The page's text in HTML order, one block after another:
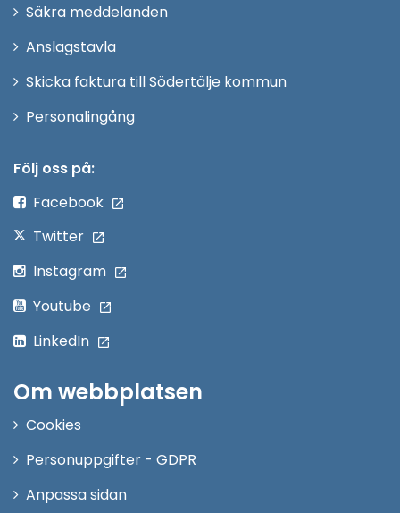
fönster
Säkra meddelanden
Anslagstavla
Skicka faktura till Södertälje kommun
PersonalingångÖppna
Följ oss på:
Facebook
Twitter
Instagram
Youtube
LinkedIn
Om webbplatsen
Cookies
Personuppgifter - GDPR
Anpassa sidan